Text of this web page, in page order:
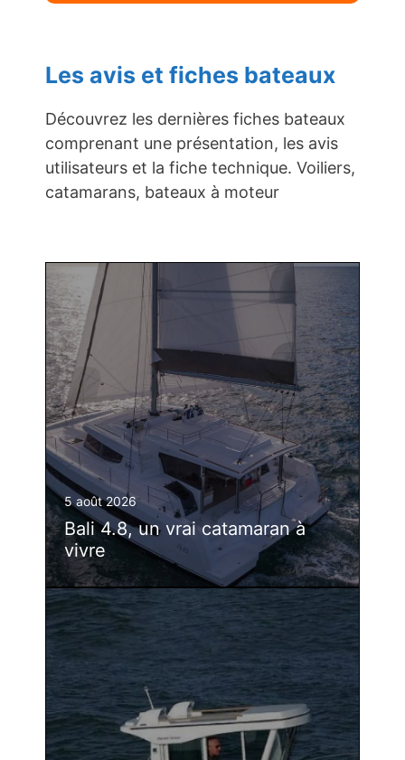
Les avis et fiches bateaux
Découvrez les dernières fiches bateaux
comprenant une présentation, les avis
utilisateurs et la fiche technique. Voiliers,
catamarans, bateaux à moteur
5 août 2026
Bali 4.8, un vrai catamaran à
vivre